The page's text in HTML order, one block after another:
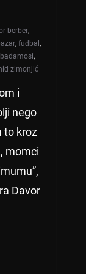
berber,
, fudbal ,
,
zimonjić
i
nego
to kroz
momci
Davor